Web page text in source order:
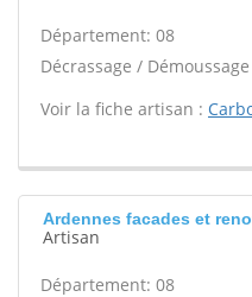
Département: 08
Décrassage /
Voir la fiche artisan :
Ardennes facades et
Artisan
Département: 08